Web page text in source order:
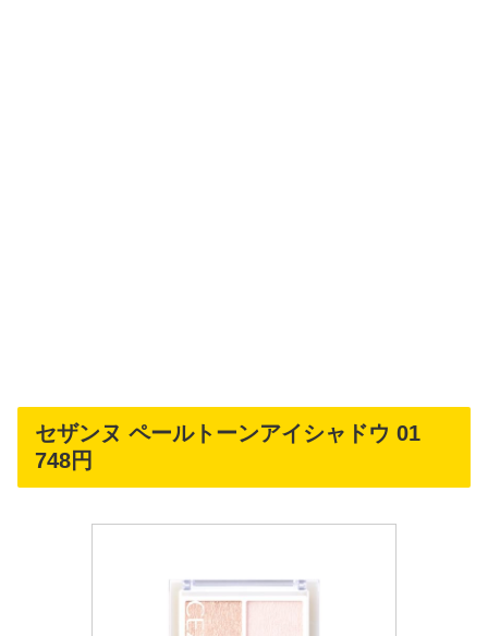
セザンヌ ペールトーンアイシャドウ 01
748円